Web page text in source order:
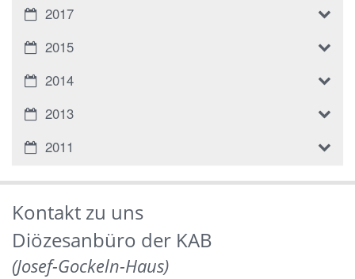
2017
2015
2014
2013
2011
Kontakt zu uns
Diözesanbüro der KAB
(Josef-Gockeln-Haus)